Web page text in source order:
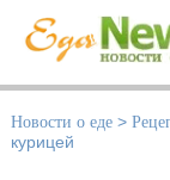
Новости о еде >
курицей